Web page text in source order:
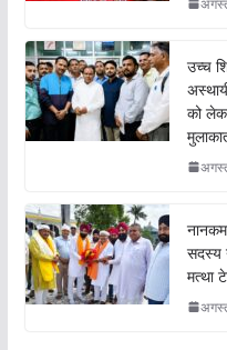
उच्च
को
सदस्य
मत्था